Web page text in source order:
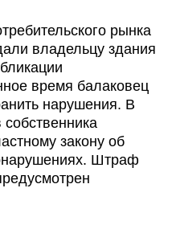
рынка
владельцу здания
время балаковец
нарушения. В
закону об
Штраф